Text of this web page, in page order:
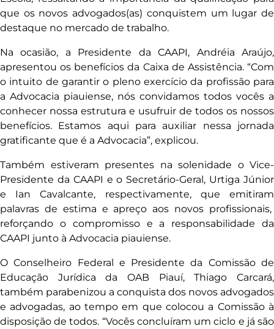
que os novos advogados(as) conquistem um lugar de
destaque no mercado de trabalho.
Na ocasião, a Presidente da CAAPI, Andréia Araújo,
apresentou os benefícios da Caixa de Assistência. “Com
o intuito de garantir o pleno exercício da profissão para
a Advocacia piauiense, nós convidamos todos vocês a
conhecer nossa estrutura e usufruir de todos os nossos
benefícios. Estamos aqui para auxiliar nessa jornada
gratificante que é a Advocacia”, explicou.
Também estiveram presentes na solenidade o Vice-
Presidente da CAAPI e o Secretário-Geral, Urtiga Júnior
e Ian Cavalcante, respectivamente, que emitiram
palavras de estima e apreço aos novos profissionais,
reforçando o compromisso e a responsabilidade da
CAAPI junto à Advocacia piauiense.
O Conselheiro Federal e Presidente da Comissão de
Educação Jurídica da OAB Piauí, Thiago Carcará,
também parabenizou a conquista dos novos advogados
e advogadas, ao tempo em que colocou a Comissão à
disposição de todos. “Vocês concluíram um ciclo e já são